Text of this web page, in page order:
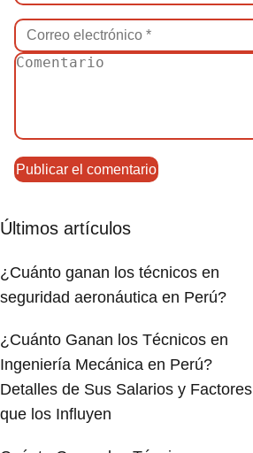
Últimos artículos
¿Cuánto ganan los técnicos en
seguridad aeronáutica en Perú?
¿Cuánto Ganan los Técnicos en
Ingeniería Mecánica en Perú?
Detalles de Sus Salarios y Factores
que los Influyen